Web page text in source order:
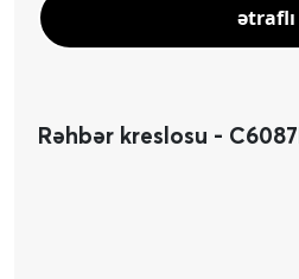
ətraflı
Rəhbər kreslosu -